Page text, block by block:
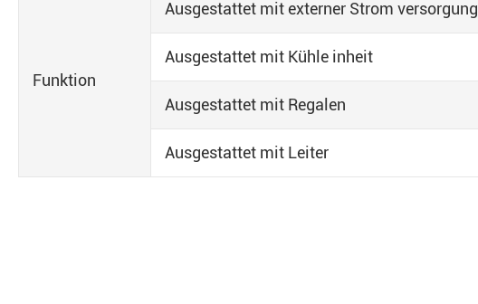
Funktion
Ausgestattet mit externer Strom versorgung
Ausgestattet mit Kühle inheit
Ausgestattet mit Regalen
Ausgestattet mit Leiter